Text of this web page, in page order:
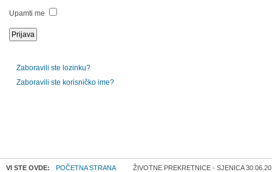
Upamti me
Zaboravili ste lozinku?
Zaboravili ste korisničko ime?
VI STE OVDE: POČETNA STRANA ŽIVOTNE PREKRETNICE - SJENICA